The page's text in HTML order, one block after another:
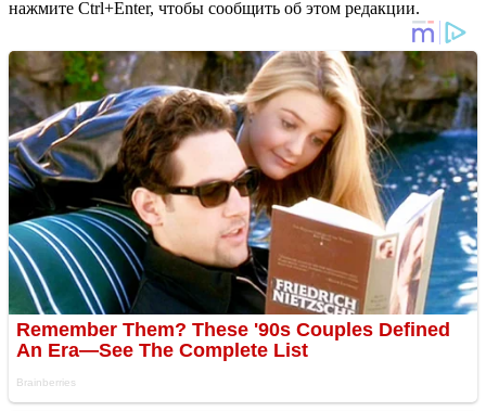
нажмите Ctrl+Enter, чтобы сообщить об этом редакции.